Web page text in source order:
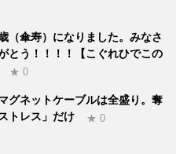
（傘寿）になりました。みなさ
とう！！！！【こぐれひでこの
★ 0
グネットケーブルは全盛り。奪
トレス」だけ
★ 0